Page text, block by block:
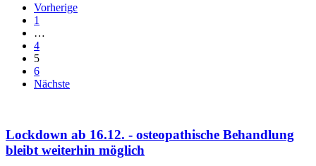
Vorherige
1
…
4
5
6
Nächste
Lockdown ab 16.12. - osteopathische Behandlung
bleibt weiterhin möglich